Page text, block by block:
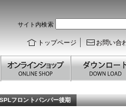
トップページ お問い合
サイト内検索
フロントバンパー後期